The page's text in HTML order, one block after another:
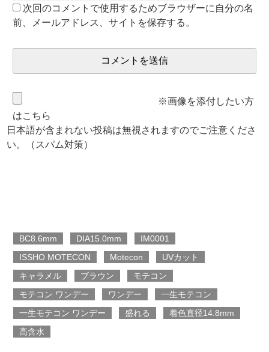
次回のコメントで使用するためブラウザーに自分の名
前、メールアドレス、サイトを保存する。
※画像を添付したい方
はこちら
日本語が含まれない投稿は無視されますのでご注意くださ
い。（スパム対策）
BC8.6mm DIA15.0mm
IM0001
ISSHO MOTECON
Motecon
UVカット
キャラメル
ブラウン
モテコン
モテコン ワンデー
ワンデー
一生モテコン
一生モテコン ワンデー
盛れる
着色直径14.8mm
高含水